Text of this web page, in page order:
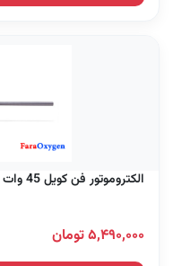
الکتروموتور فن کویل 45 وات دو شفت السا موتور
۵,۴۹۰,۰۰۰ تومان